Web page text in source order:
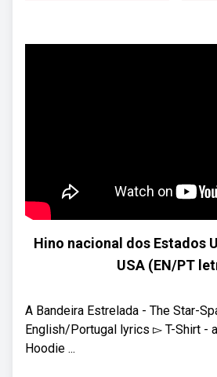
Hino nacional dos Estados
USA (EN/PT
A Bandeira Estrelada - The Star-
English/Portugal lyrics ▻ T-Shirt -
Hoodie ...